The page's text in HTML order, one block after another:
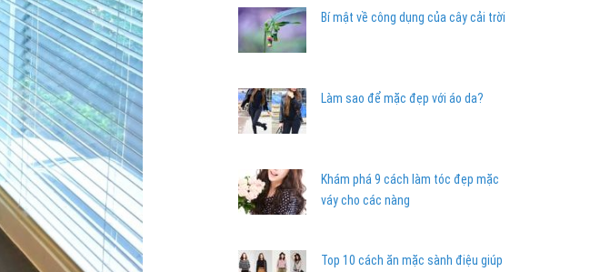
Bí mật về công dụng của cây cải trời
Làm sao để mặc đẹp với áo da?
Khám phá 9 cách làm tóc đẹp mặc
váy cho các nàng
Top 10 cách ăn mặc sành điệu giúp